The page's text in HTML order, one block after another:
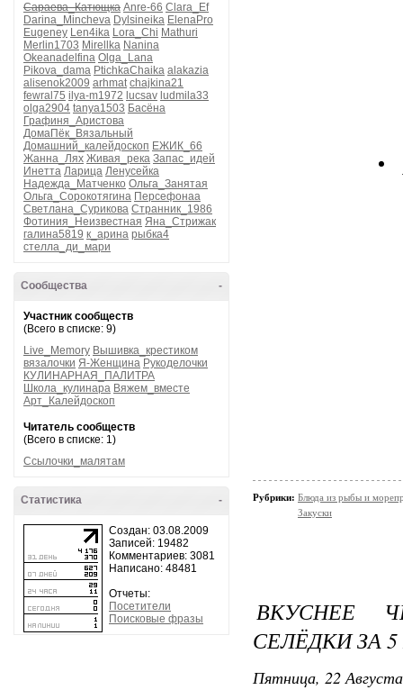
Сараева_Катющка Anre-66 Clara_Ef
Darina_Mincheva Dylsineika ElenaPro
Eugeney Len4ika Lora_Chi Mathuri
Merlin1703 Mirellka Nanina
Okeanadelfina Olga_Lana
Pikova_dama PtichkaChaika alakazia
alisenok2009 arhmat chajkina21
fewral75 ilya-m1972 lucsav ludmila33
olga2904 tanya1503 Басёна
Графиня_Аристова
ДомаПёк_Вязальный
Домашний_калейдоскоп ЕЖИК_66
Жанна_Лях Живая_река Запас_идей
Инетта Ларица Ленусейка
Надежда_Матченко Ольга_Занятая
Ольга_Сорокотягина Персефонаа
Светлана_Сурикова Странник_1986
Фотиния_Неизвестная Яна_Стрижак
галина5819 к_арина рыбка4
стелла_ди_мари
-
Сообщества
Участник сообществ
(Всего в списке: 9)
Live_Memory Вышивка_крестиком
вязалочки Я-Женщина Рукоделочки
КУЛИНАРНАЯ_ПАЛИТРА
Школа_кулинара Вяжем_вместе
Арт_Калейдоскоп
Читатель сообществ
(Всего в списке: 1)
Ссылочки_малятам
-
Статистика
Создан: 03.08.2009
Записей: 19482
Комментариев: 3081
Написано: 48481
Отчеты:
Посетители
Поисковые фразы
Рубрики: Блюда из рыбы и
Закуски
ВКУСНЕЕ
СЕЛЁДКИ ЗА
Пятница, 22